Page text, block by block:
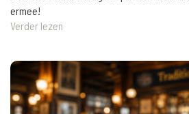
ermee!
Verder lezen